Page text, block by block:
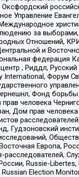
Управление
за
Отношений,
и
федерация
, Риддл, Русский
Форум
Фонд
человека
Дом прав
Гудзоновский
Европа,
Russie-Libertes,
Election